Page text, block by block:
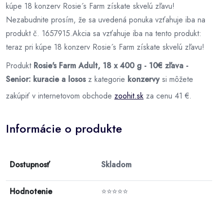
kúpe 18 konzerv Rosie´s Farm získate skvelú zľavu!
Nezabudnite prosím, že sa uvedená ponuka vzťahuje iba na
produkt č. 1657915.Akcia sa vzťahuje iba na tento produkt:
teraz pri kúpe 18 konzerv Rosie´s Farm získate skvelú zľavu!
Produkt Rosie's Farm Adult, 18 x 400 g - 10€ zľava -
Senior: kuracie a lososz kategorie konzervysi môžete
zakúpiť v internetovom obchode zoohit.sk za cenu 41 €.
Informácie o produkte
Dostupnosť Skladom
Hodnotenie ⭐⭐⭐⭐⭐